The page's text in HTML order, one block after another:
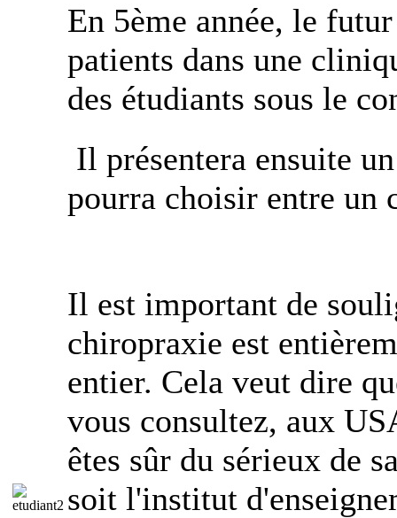
En 5ème année, le
patients dans une
des étudiants sous le
Il présentera ensuite
pourra choisir entre un
Il est important de
chiropraxie est
entier. Cela veut dire
vous consultez, aux
êtes sûr du sérieux de
soit l'institut